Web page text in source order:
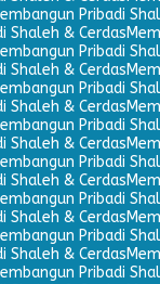
Pribadi
Shaleh & Cerdas
Pribadi
Shaleh & Cerdas
Pribadi
Shaleh & Cerdas
Pribadi
Shaleh & Cerdas
Pribadi
Shaleh & Cerdas
Pribadi
Shaleh & Cerdas
Pribadi
Shaleh & Cerdas
Pribadi